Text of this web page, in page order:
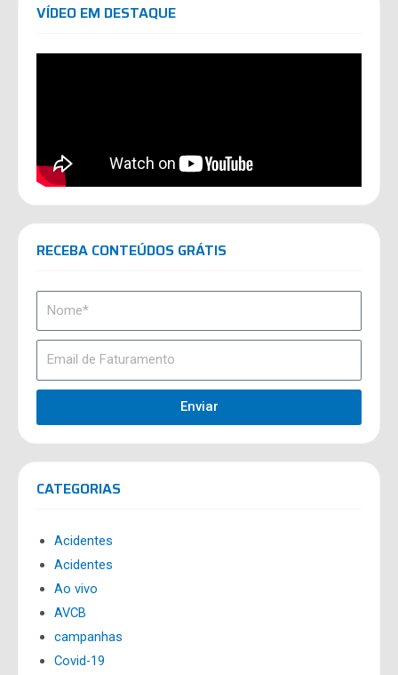
VÍDEO EM DESTAQUE
RECEBA CONTEÚDOS GRÁTIS
Enviar
CATEGORIAS
Acidentes
Acidentes
Ao vivo
AVCB
campanhas
Covid-19